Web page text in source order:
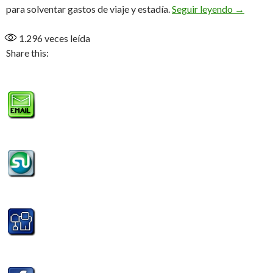
para solventar gastos de viaje y estadía. Seguir leyendo «El
→
1.296veces leída
Share this: